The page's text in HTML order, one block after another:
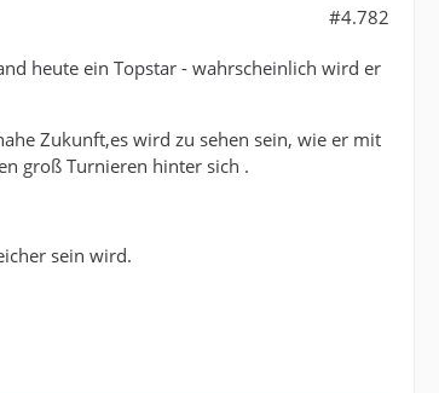
#4.782
heute ein Topstar - wahrscheinlich wird er
Zukunft,es wird zu sehen sein, wie er mit
groß Turnieren hinter sich .
sein wird.